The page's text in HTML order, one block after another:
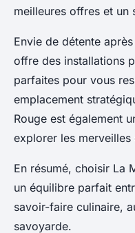
meilleures offres et un
Envie de détente
offre des installations
parfaites pour vous
emplacement
Rouge est également
explorer les merveilles
En résumé, choisir La
un équilibre parfait
savoir-faire culinaire,
savoyarde.